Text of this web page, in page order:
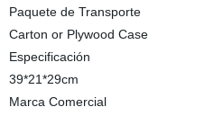
Paquete de Transporte
Carton or Plywood Case
Especificación
39*21*29cm
Marca Comercial